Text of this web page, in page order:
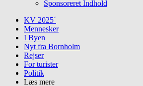
Sponsoreret Indhold
KV 2025´
Mennesker
I Byen
Nyt fra Bornholm
Rejser
For turister
Politik
Læs mere